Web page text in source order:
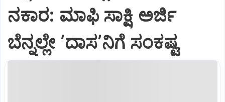
ನಕಾರ: ಮಾಫಿ ಸಾಕ್ಷಿ ಅರ್ಜಿ
ಬೆನ್ನಲ್ಲೇ ʼದಾಸʼನಿಗೆ ಸಂಕಷ್ಟ